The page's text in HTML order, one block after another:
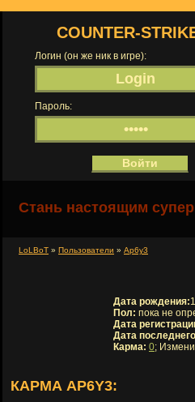
COUNTER-
Логин (он же ник в игре):
Пароль:
Стань настоящим
LoLBoT » Пользователи » Ap6y3
Дата рождения:
Пол: пока не
Дата
Дата
Карма: 0;
КАРМА AP6Y3: